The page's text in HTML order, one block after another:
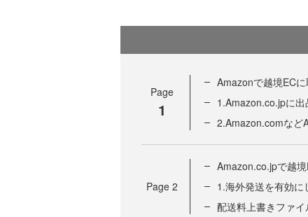
Page
1
Amazonで越境EC
1.Amazon.co.jpに
2.Amazon.comなど
Page 2
Amazon.co.jpで越
1.海外発送を有効
配送料上書きファイ